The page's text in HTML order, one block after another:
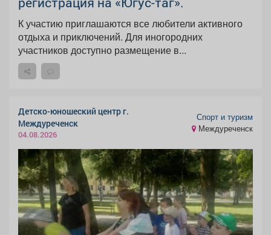
К участию приглашаются все любители активного
отдыха и приключений. Для иногородних
участников доступно размещение в...
Детско-юношеский центр г.
Междуреченск
04.08.2026
Спорт и туризм
Междуреченск